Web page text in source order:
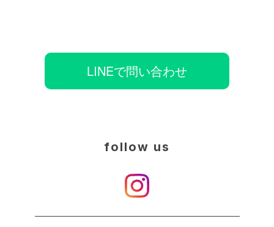
LINEで問い合わせ
follow us